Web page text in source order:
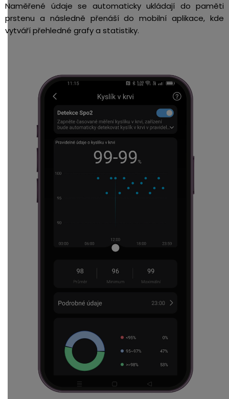
Naměřené údaje se automaticky ukládají do paměti
prstenu a následně přenáší do mobilní aplikace, kde
vytváří přehledné grafy a statistiky.